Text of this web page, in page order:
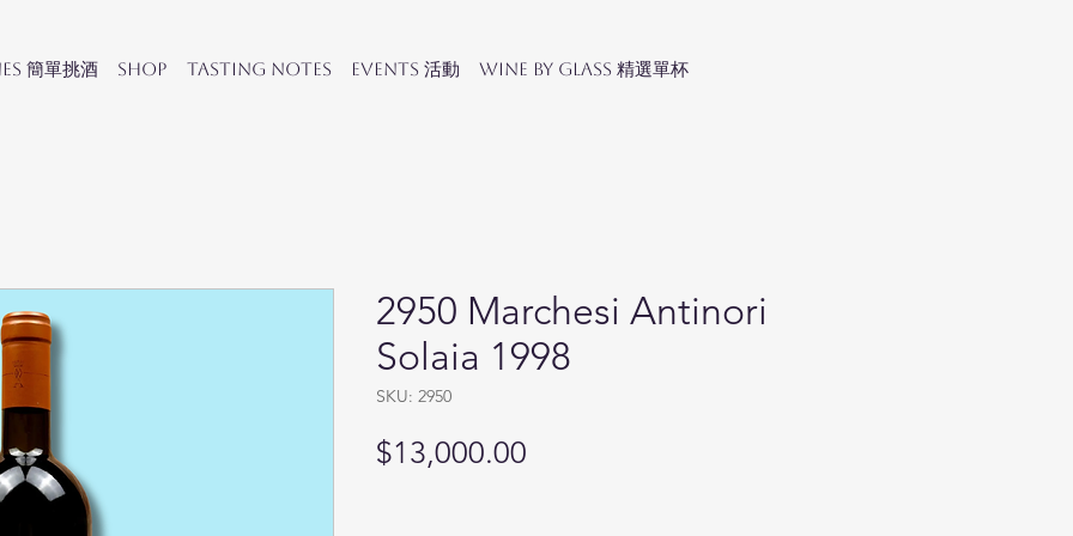
簡單挑酒 SHOP Tasting Notes Events 活動 Wine by Glass 精選單杯
2950 Marchesi Antinori
Solaia 1998
SKU: 2950
$13,000.00